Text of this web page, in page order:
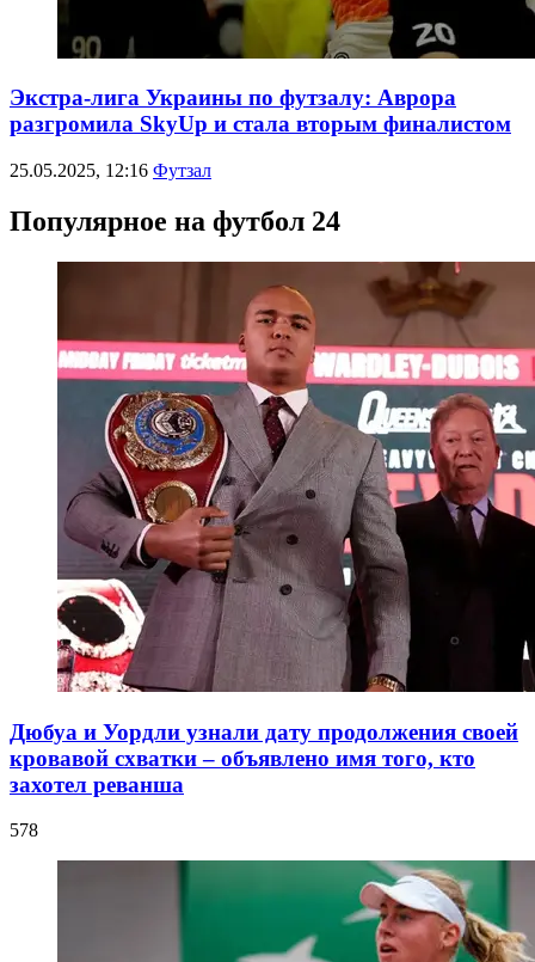
Экстра-лига Украины по футзалу: Аврора
разгромила SkyUp и стала вторым финалистом
25.05.2025, 12:16 Футзал
Популярное на футбол 24
Дюбуа и Уордли узнали дату продолжения своей
кровавой схватки – объявлено имя того, кто
захотел реванша
578